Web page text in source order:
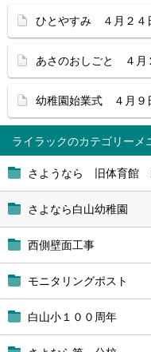
ライラック
さようなら 旧体育館
さよなら白山幼稚園
西側壁面工事
モニタリングポスト
白山小１００周年
ひとやすみ ４月２４
あさのおしごと ４月
幼稚園始業式 ４月９